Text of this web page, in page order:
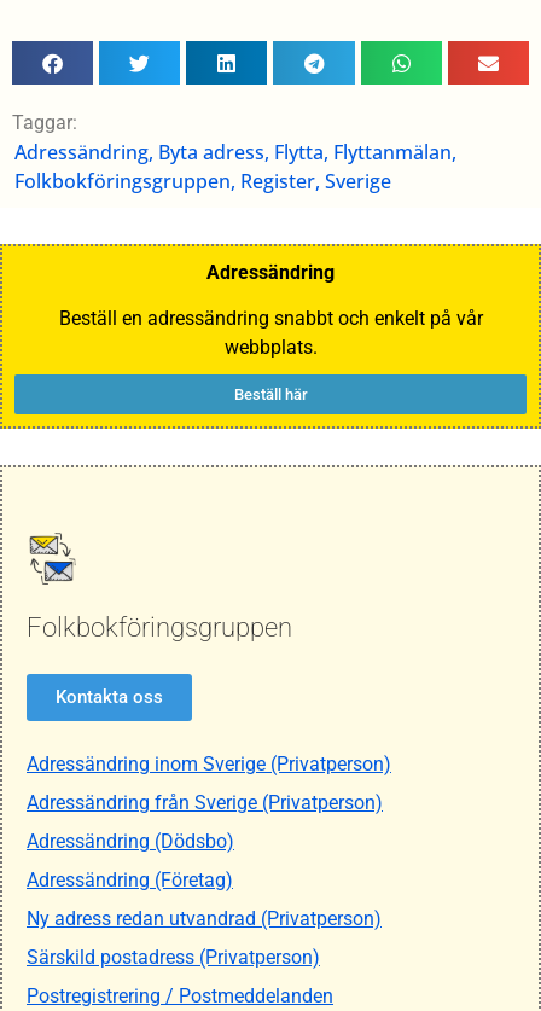
Taggar:
Adressändring, Byta adress, Flytta, Flyttanmälan,
Folkbokföringsgruppen, Register, Sverige
Adressändring
Beställ en adressändring snabbt och enkelt på vår
webbplats.
Beställ här
Folkbokföringsgruppen
Kontakta oss
Adressändring inom Sverige (Privatperson)
Adressändring från Sverige (Privatperson)
Adressändring (Dödsbo)
Adressändring (Företag)
Ny adress redan utvandrad (Privatperson)
Särskild postadress (Privatperson)
Postregistrering / Postmeddelanden